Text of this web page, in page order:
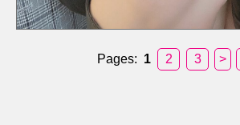
Pages: 1 2 3 >